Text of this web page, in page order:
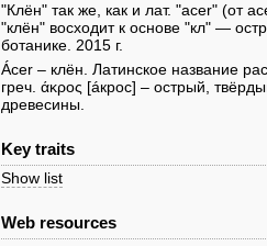
"Клён" так же, как и лат. "acer" (от
"клён" восходит к основе "кл" —
ботанике. 2015 г.
Ácer – клён. Латинское название
греч. άκρος [áкрос] – острый,
древесины.
Key traits
Show list
Web resources